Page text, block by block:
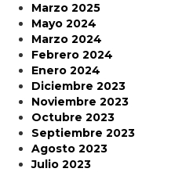
Marzo 2025
Mayo 2024
Marzo 2024
Febrero 2024
Enero 2024
Diciembre 2023
Noviembre 2023
Octubre 2023
Septiembre 2023
Agosto 2023
Julio 2023